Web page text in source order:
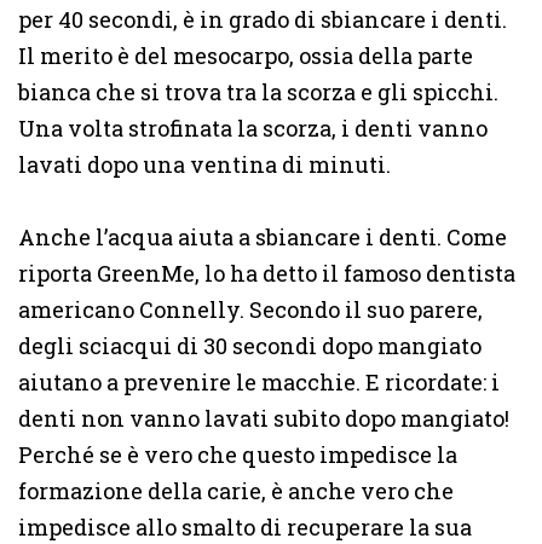
per 40 secondi, è in grado di sbiancare i denti.
Il merito è del mesocarpo, ossia della parte
bianca che si trova tra la scorza e gli spicchi.
Una volta strofinata la scorza, i denti vanno
lavati dopo una ventina di minuti.
Anche l’acqua aiuta a sbiancare i denti. Come
riporta GreenMe, lo ha detto il famoso dentista
americano Connelly. Secondo il suo parere,
degli sciacqui di 30 secondi dopo mangiato
aiutano a prevenire le macchie. E ricordate: i
denti non vanno lavati subito dopo mangiato!
Perché se è vero che questo impedisce la
formazione della carie, è anche vero che
impedisce allo smalto di recuperare la sua